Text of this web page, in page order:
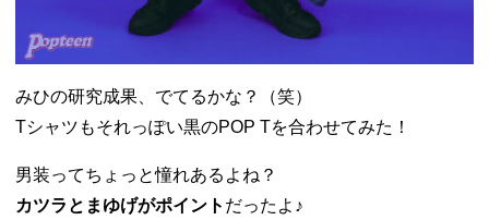
みひの研究成果、でてるかな？（笑）
Tシャツもそれっぽい黒のPOP Tを合わせてみた！
男装ってちょっと憧れあるよね？
カツラとまゆげがポイント だったよ♪